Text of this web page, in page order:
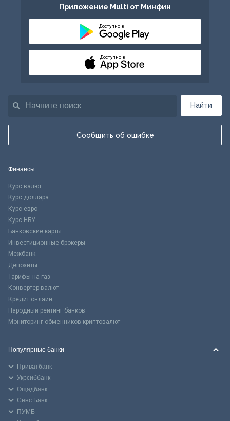
Найти
Сообщить об ошибке
Приложение Multi от Минфин
Доступно в
Доступно в
Финансы
Курс валют
Курс доллара
Курс евро
Курс НБУ
Банковские карты
Инвестиционные брокеры
Межбанк
Депозиты
Тарифы на газ
Конвертер валют
Кредит онлайн
Народный рейтинг банков
Мониторинг обменников криптовалют
Популярные банки
Приватбанк
Укрсиббанк
Ощадбанк
Сенс Банк
ПУМБ